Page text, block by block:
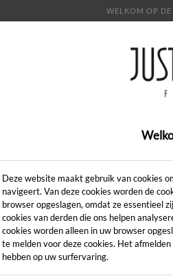
WELKOM OP DE
SALE
Deze website maakt gebruik van cookies
navigeert. Van deze cookies worden de
browser opgeslagen, omdat ze essentieel
cookies van derden die ons helpen
cookies worden alleen in uw browser
te melden voor deze cookies. Het
hebben op uw surfervaring.